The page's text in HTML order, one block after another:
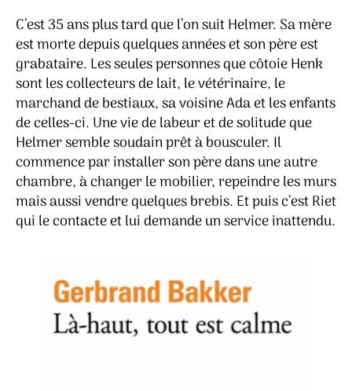
C’est 35 ans plus tard que l’on suit Helmer. Sa mère
est morte depuis quelques années et son père est
grabataire. Les seules personnes que côtoie Henk
sont les collecteurs de lait, le vétérinaire, le
marchand de bestiaux, sa voisine Ada et les enfants
de celles-ci. Une vie de labeur et de solitude que
Helmer semble soudain prêt à bousculer. Il
commence par installer son père dans une autre
chambre, à changer le mobilier, repeindre les murs
mais aussi vendre quelques brebis. Et puis c’est Riet
qui le contacte et lui demande un service inattendu.